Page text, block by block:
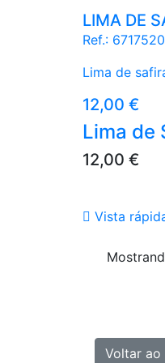
LIMA DE
Ref.: 6717520
Lima de
Preço
12,00 €
Lima de
Preço
12,00 €
 Vista
Voltar